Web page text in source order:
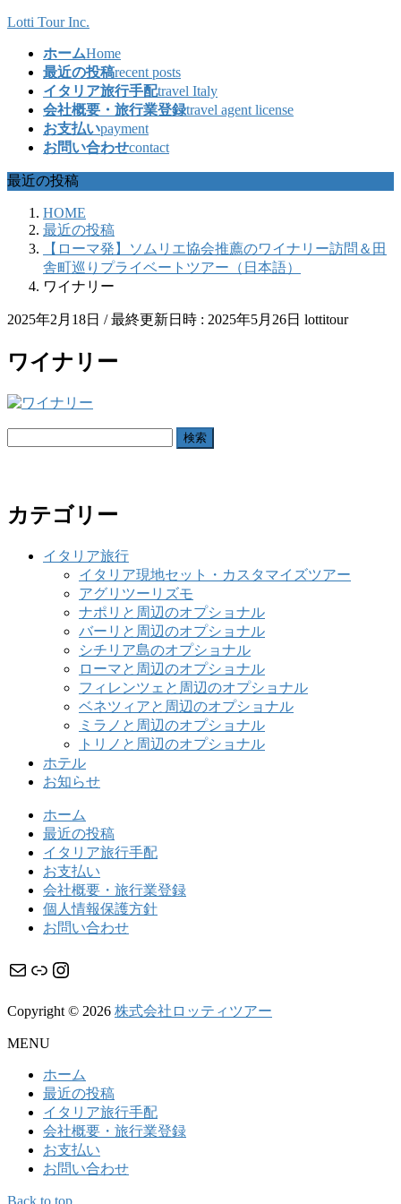
コ
ッ
プ
ナ
移
動
Lotti Tour Inc.
ホームHome
最近の投稿recent posts
イタリア旅行手配travel Italy
会社概要・旅行業登録travel agent license
お支払いpayment
お問い合わせcontact
最近の投稿
HOME
最近の投稿
【ローマ発】ソムリエ協会推薦のワイナリー訪問＆田
舎町巡りプライベートツアー（日本語）
ワイナリー
2025年2月18日 / 最終更新日時 : 2025年5月26日 lottitour
ワイナリー
カテゴリー
イタリア旅行
イタリア現地セット・カスタマイズツアー
アグリツーリズモ
ナポリと周辺のオプショナル
バーリと周辺のオプショナル
シチリア島のオプショナル
ローマと周辺のオプショナル
フィレンツェと周辺のオプショナル
ベネツィアと周辺のオプショナル
ミラノと周辺のオプショナル
トリノと周辺のオプショナル
ホテル
お知らせ
ホーム
最近の投稿
イタリア旅行手配
お支払い
会社概要・旅行業登録
個人情報保護方針
お問い合わせ
メール リンク Instagram
Copyright © 2026 株式会社ロッティツアー
MENU
ホーム
最近の投稿
イタリア旅行手配
会社概要・旅行業登録
お支払い
お問い合わせ
Back to top